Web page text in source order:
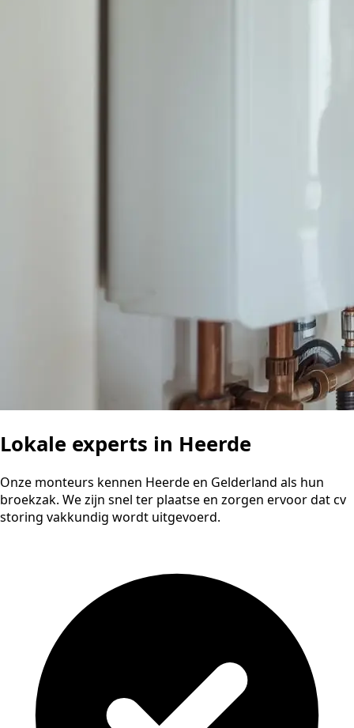
Lokale experts in Heerde
Onze monteurs kennen Heerde en Gelderland als hun
broekzak. We zijn snel ter plaatse en zorgen ervoor dat cv
storing vakkundig wordt uitgevoerd.